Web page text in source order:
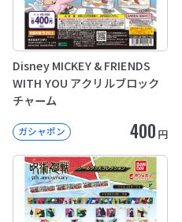
Disney MICKEY & FRIENDS
WITH YOU アクリルブロック
チャーム
ガシャポン 400 円